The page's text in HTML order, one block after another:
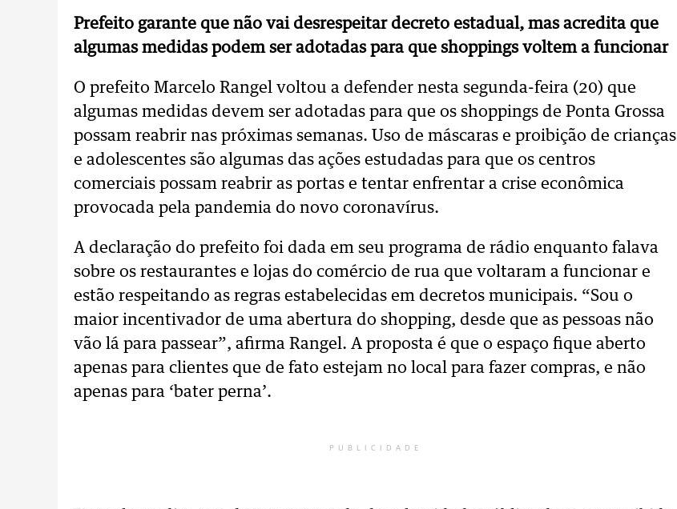
Prefeito garante que não vai desrespeitar decreto estadual, mas acredita que
algumas medidas podem ser adotadas para que shoppings voltem a funcionar
O prefeito Marcelo Rangel voltou a defender nesta segunda-feira (20) que
algumas medidas devem ser adotadas para que os shoppings de Ponta Grossa
possam reabrir nas próximas semanas. Uso de máscaras e proibição de crianças
e adolescentes são algumas das ações estudadas para que os centros
comerciais possam reabrir as portas e tentar enfrentar a crise econômica
provocada pela pandemia do novo coronavírus.
A declaração do prefeito foi dada em seu programa de rádio enquanto falava
sobre os restaurantes e lojas do comércio de rua que voltaram a funcionar e
estão respeitando as regras estabelecidas em decretos municipais. “Sou o
maior incentivador de uma abertura do shopping, desde que as pessoas não
vão lá para passear”, afirma Rangel. A proposta é que o espaço fique aberto
apenas para clientes que de fato estejam no local para fazer compras, e não
apenas para ‘bater perna’.
PUBLICIDADE